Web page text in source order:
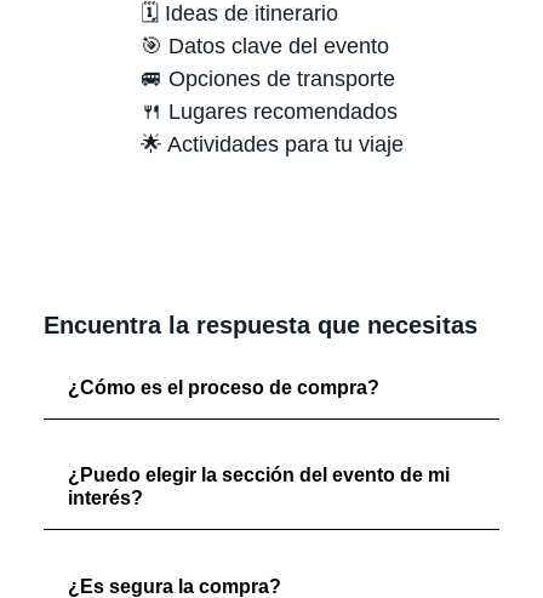
🗓️ Ideas de itinerario
🎯 Datos clave del evento
🚐 Opciones de transporte
🍴 Lugares recomendados
🌟 Actividades para tu viaje
Encuentra la respuesta que necesitas
¿Cómo es el proceso de compra?
¿Puedo elegir la sección del evento de mi
interés?
¿Es segura la compra?